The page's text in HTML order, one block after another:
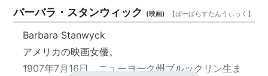
バーバラ・スタンウィック (映画) 【ばーばらすたんうぃっく 】
Barbara Stanwyck
アメリカの映画女優。
1907年7月16日、ニューヨーク州ブルックリン生ま